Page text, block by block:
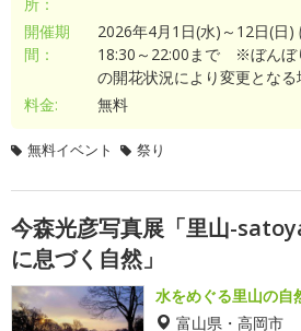
開催期
間：
2026年4月1日(水)～12日(日
18:30～22:00まで ※ぼんぼ
の開花状況により変更となる
料金:
無料
無料イベント 祭り
今森光彦写真展「里山-
に息づく自然」
水をめぐる里山の自
富山県・高岡市